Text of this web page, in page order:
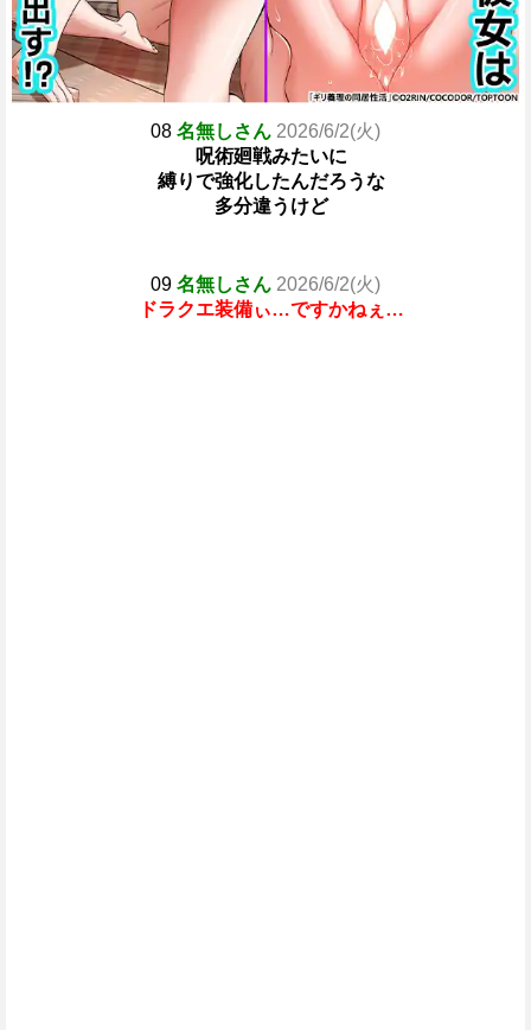
08 名無しさん 2026/6/2(火)
呪術廻戦みたいに
縛りで強化したんだろうな
多分違うけど
09 名無しさん 2026/6/2(火)
ドラクエ装備ぃ…ですかねぇ…